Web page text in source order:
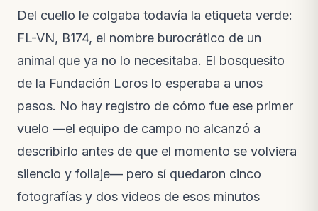
Del cuello le colgaba todavía la etiqueta verde:
FL-VN, B174, el nombre burocrático de un
animal que ya no lo necesitaba. El bosquesito
de la Fundación Loros lo esperaba a unos
pasos. No hay registro de cómo fue ese primer
vuelo —el equipo de campo no alcanzó a
describirlo antes de que el momento se volviera
silencio y follaje— pero sí quedaron cinco
fotografías y dos videos de esos minutos